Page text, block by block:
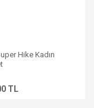
Hike Kadın
TL